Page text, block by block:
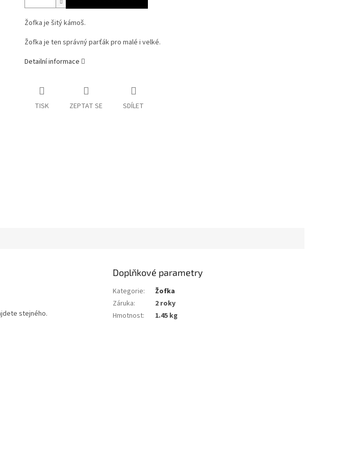
Žofka je šitý kámoš.
Žofka je ten správný parťák pro malé i velké.
Detailní informace
TISK ZEPTAT SE SDÍLET
stejného.
Doplňkové parametry
Kategorie:
Žofka
Záruka:
2 roky
Hmotnost: 1.45 kg